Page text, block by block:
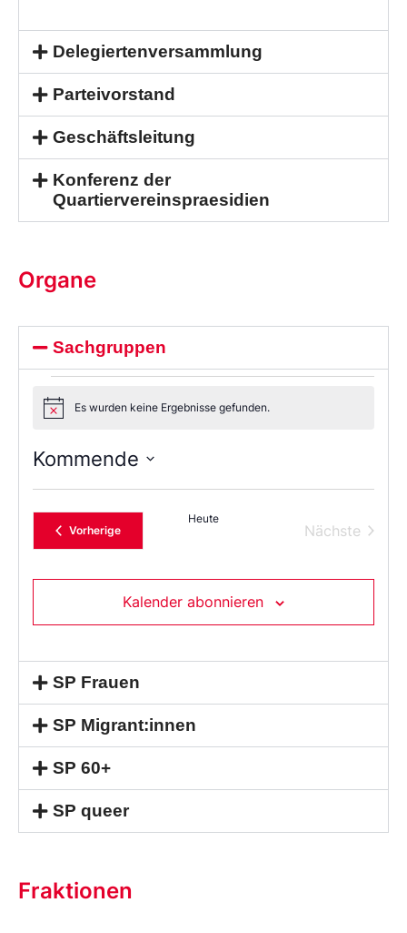
Delegiertenversammlung
Parteivorstand
Geschäftsleitung
Konferenz der
Quartiervereinspraesidien
Organe
Sachgruppen
NoticeEs wurden keine Ergebnisse gefunden.
Kommende
Sie
das
Datum
aus.
VorherigeVeranstaltungen
Heute
Nächste
Kalender abonnieren
SP Frauen
SP Migrant:innen
SP 60+
SP queer
Fraktionen